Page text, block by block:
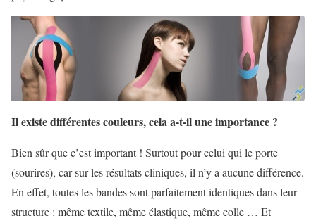
Il existe différentes couleurs, cela a-t-il une importance ?
Bien sûr que c’est important ! Surtout pour celui qui le porte
(sourires), car sur les résultats cliniques, il n’y a aucune différence.
En effet, toutes les bandes sont parfaitement identiques dans leur
structure : même textile, même élastique, même colle … Et